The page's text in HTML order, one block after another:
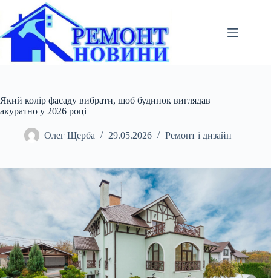
вмісту
Який колір фасаду вибрати, щоб будинок виглядав
акуратно у 2026 році
Олег Щерба 29.05.2026 Ремонт і дизайн